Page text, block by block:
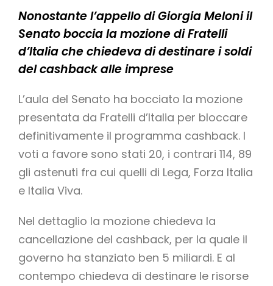
Nonostante l’appello di Giorgia Meloni il
Senato boccia la mozione di Fratelli
d’Italia che chiedeva di destinare i soldi
del cashback alle imprese
L’aula del Senato ha bocciato la mozione
presentata da Fratelli d’Italia per bloccare
definitivamente il programma cashback. I
voti a favore sono stati 20, i contrari 114, 89
gli astenuti fra cui quelli di Lega, Forza Italia
e Italia Viva.
Nel dettaglio la mozione chiedeva la
cancellazione del cashback, per la quale il
governo ha stanziato ben 5 miliardi. E al
contempo chiedeva di destinare le risorse